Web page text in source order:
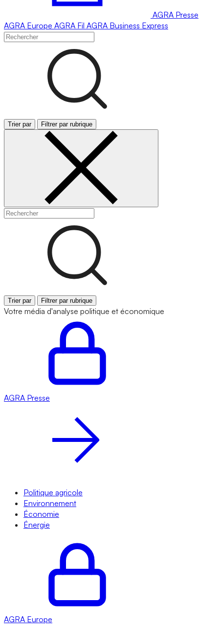
AGRA Presse
AGRA Europe AGRA Fil AGRA Business Express
Trier par Filtrer par rubrique
Trier par Filtrer par rubrique
Votre média d'analyse politique et économique
AGRA Presse
Politique agricole
Environnement
Économie
Énergie
AGRA Europe